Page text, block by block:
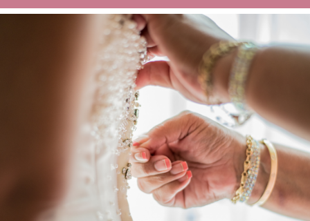
Montag bis Donnerstag
Beratungsdauer: 1,5h
Hugo, Softdrinks
50€* (*wird beim Kauf eines Brautkleides verrechnet.)
Freitag & Samstag
Beratungsdauer: 1,5h